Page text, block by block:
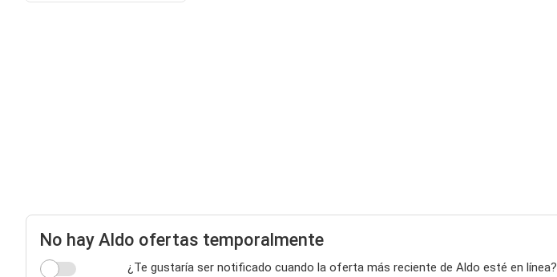
No hay Aldo ofertas temporalmente
¿Te gustaría ser notificado cuando la oferta más reciente de Aldo esté en línea?